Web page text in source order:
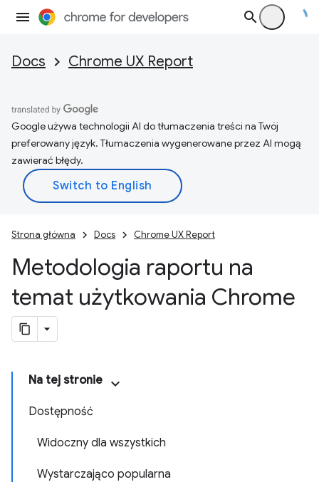
Docs Chrome UX Report
Google używa technologii AI do tłumaczenia treści na Twój
preferowany język. Tłumaczenia wygenerowane przez AI mogą
zawierać błędy.
Strona główna Docs Chrome UX Report
Metodologia raportu na
temat użytkowania Chrome
Na tej stronie
Dostępność
Widoczny dla wszystkich
Wystarczająco popularna